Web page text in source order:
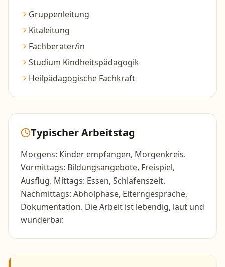
Gruppenleitung
Kitaleitung
Fachberater/in
Studium Kindheitspädagogik
Heilpädagogische Fachkraft
Typischer Arbeitstag
Morgens: Kinder empfangen, Morgenkreis.
Vormittags: Bildungsangebote, Freispiel,
Ausflug. Mittags: Essen, Schlafenszeit.
Nachmittags: Abholphase, Elterngespräche,
Dokumentation. Die Arbeit ist lebendig, laut und
wunderbar.